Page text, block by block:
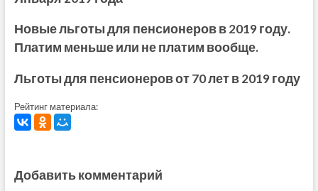
Новые льготы для пенсионеров в 2019 году.
Платим меньше или не платим вообще.
Льготы для пенсионеров от 70 лет в 2019 году
Рейтинг материала:
Добавить комментарий